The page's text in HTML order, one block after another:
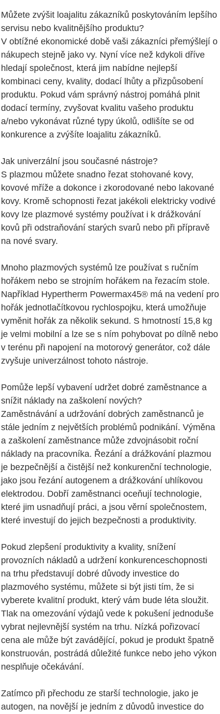
Můžete zvýšit loajalitu zákazníků poskytováním lepšího
servisu nebo kvalitnějšího produktu?
V obtížné ekonomické době vaši zákazníci přemýšlejí o
nákupech stejně jako vy. Nyní více než kdykoli dříve
hledají společnost, která jim nabídne nejlepší
kombinaci ceny, kvality, dodací lhůty a přizpůsobení
produktu. Pokud vám správný nástroj pomáhá plnit
dodací termíny, zvyšovat kvalitu vašeho produktu
a/nebo vykonávat různé typy úkolů, odlišíte se od
konkurence a zvýšíte loajalitu zákazníků.
Jak univerzální jsou současné nástroje?
S plazmou můžete snadno řezat stohované kovy,
kovové mříže a dokonce i zkorodované nebo lakované
kovy. Kromě schopnosti řezat jakékoli elektricky vodivé
kovy lze plazmové systémy používat i k drážkování
kovů při odstraňování starých svarů nebo při přípravě
na nové svary.
Mnoho plazmových systémů lze používat s ručním
hořákem nebo se strojním hořákem na řezacím stole.
Například Hypertherm Powermax45® má na vedení pro
hořák jednotlačítkovou rychlospojku, která umožňuje
vyměnit hořák za několik sekund. S hmotností 15,8 kg
je velmi mobilní a lze se s ním pohybovat po dílně nebo
v terénu při napojení na motorový generátor, což dále
zvyšuje univerzálnost tohoto nástroje.
Pomůže lepší vybavení udržet dobré zaměstnance a
snížit náklady na zaškolení nových?
Zaměstnávání a udržování dobrých zaměstnanců je
stále jedním z největších problémů podnikání. Výměna
a zaškolení zaměstnance může zdvojnásobit roční
náklady na pracovníka. Řezání a drážkování plazmou
je bezpečnější a čistější než konkurenční technologie,
jako jsou řezání autogenem a drážkování uhlíkovou
elektrodou. Dobří zaměstnanci oceňují technologie,
které jim usnadňují práci, a jsou věrní společnostem,
které investují do jejich bezpečnosti a produktivity.
Pokud zlepšení produktivity a kvality, snížení
provozních nákladů a udržení konkurenceschopnosti
na trhu představují dobré důvody investice do
plazmového systému, můžete si být jisti tím, že si
vyberete kvalitní produkt, který vám bude léta sloužit.
Tlak na omezování výdajů vede k pokušení jednoduše
vybrat nejlevnější systém na trhu. Nízká pořizovací
cena ale může být zavádějící, pokud je produkt špatně
konstruován, postrádá důležité funkce nebo jeho výkon
nesplňuje očekávání.
Zatímco při přechodu ze starší technologie, jako je
autogen, na novější je jedním z důvodů investice do